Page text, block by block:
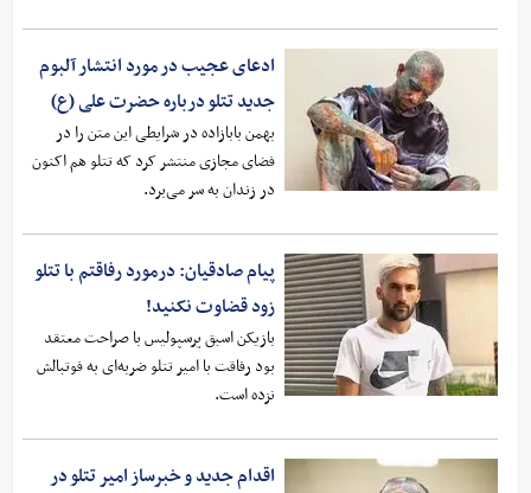
ادعای عجیب در مورد انتشار آلبوم
جدید تتلو درباره حضرت علی (ع)
بهمن بابازاده در شرایطی این متن را در
فضای مجازی منتشر کرد که تتلو هم اکنون
در زندان به سر می‌برد.
پیام صادقیان: درمورد رفاقتم با تتلو
زود قضاوت نکنید!
بازیکن اسبق پرسپولیس با صراحت معتقد
بود رفاقت با امیر تتلو ضربه‌ای به فوتبالش
نزده است.
اقدام جدید و خبرساز امیر تتلو در